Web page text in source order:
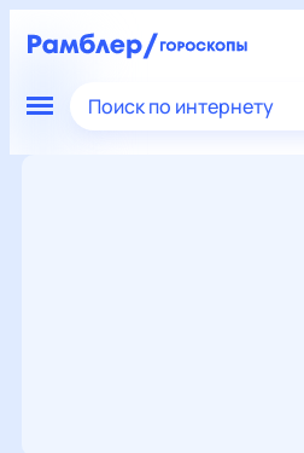
Поиск по интернету